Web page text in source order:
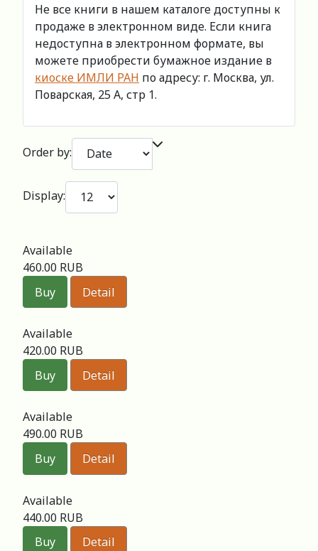
Не все книги в нашем каталоге доступны к
продаже в электронном виде. Если книга
недоступна в электронном формате, вы
можете приобрести бумажное издание в
киоске ИМЛИ РАН по адресу: г. Москва, ул.
Поварская, 25 А, стр 1.
Order by:
Display:
Available
460.00 RUB
Buy
Detail
Available
420.00 RUB
Buy
Detail
Available
490.00 RUB
Buy
Detail
Available
440.00 RUB
Buy
Detail